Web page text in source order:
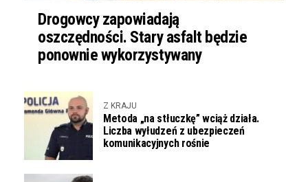
Drogowcy zapowiadają
oszczędności. Stary asfalt będzie
ponownie wykorzystywany
Z KRAJU
Metoda „na stłuczkę” wciąż działa.
Liczba wyłudzeń z ubezpieczeń
komunikacyjnych rośnie